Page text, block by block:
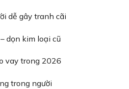
dễ gây tranh cãi
dọn kim loại cũ
vay trong 2026
trong người